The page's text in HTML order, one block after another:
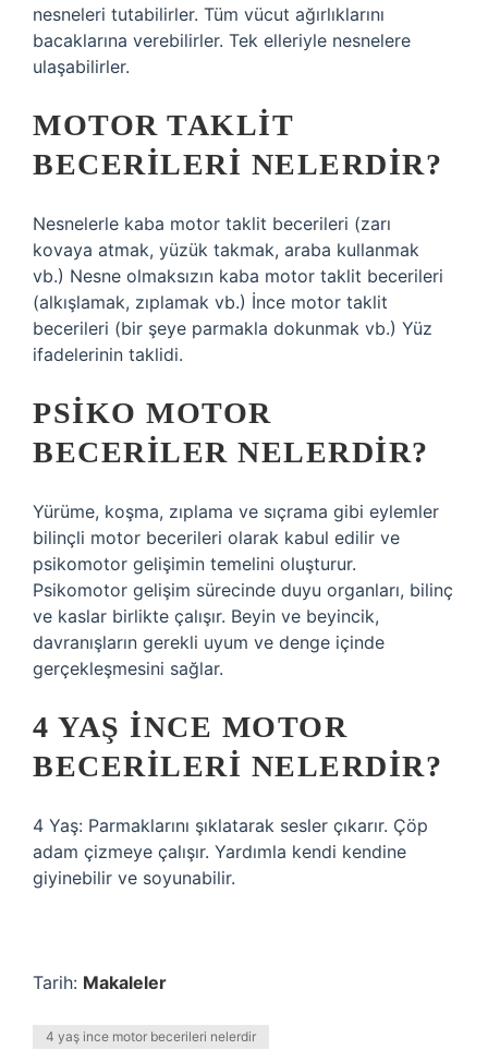
nesneleri tutabilirler. Tüm vücut ağırlıklarını
bacaklarına verebilirler. Tek elleriyle nesnelere
ulaşabilirler.
MOTOR TAKLIT
BECERILERI NELERDIR?
Nesnelerle kaba motor taklit becerileri (zarı
kovaya atmak, yüzük takmak, araba kullanmak
vb.) Nesne olmaksızın kaba motor taklit becerileri
(alkışlamak, zıplamak vb.) İnce motor taklit
becerileri (bir şeye parmakla dokunmak vb.) Yüz
ifadelerinin taklidi.
PSIKO MOTOR
BECERILER NELERDIR?
Yürüme, koşma, zıplama ve sıçrama gibi eylemler
bilinçli motor becerileri olarak kabul edilir ve
psikomotor gelişimin temelini oluşturur.
Psikomotor gelişim sürecinde duyu organları, bilinç
ve kaslar birlikte çalışır. Beyin ve beyincik,
davranışların gerekli uyum ve denge içinde
gerçekleşmesini sağlar.
4 YAŞ INCE MOTOR
BECERILERI NELERDIR?
4 Yaş: Parmaklarını şıklatarak sesler çıkarır. Çöp
adam çizmeye çalışır. Yardımla kendi kendine
giyinebilir ve soyunabilir.
Tarih: Makaleler
4 yaş ince motor becerileri nelerdir